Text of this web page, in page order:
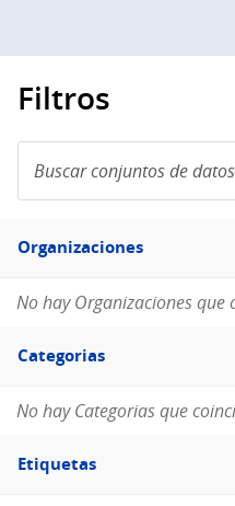
Filtros
conjuntos
de
Filtro
Organizaciones
Organizaciones
No hay Organizaciones que
Filtro
Categorias
Categorias
No hay Categorias que
Filtro
Etiquetas
Etiquetas